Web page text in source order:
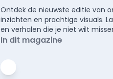
Ontdek de nieuwste editie van
inzichten en prachtige visuals.
en verhalen die je niet wilt
In dit magazine